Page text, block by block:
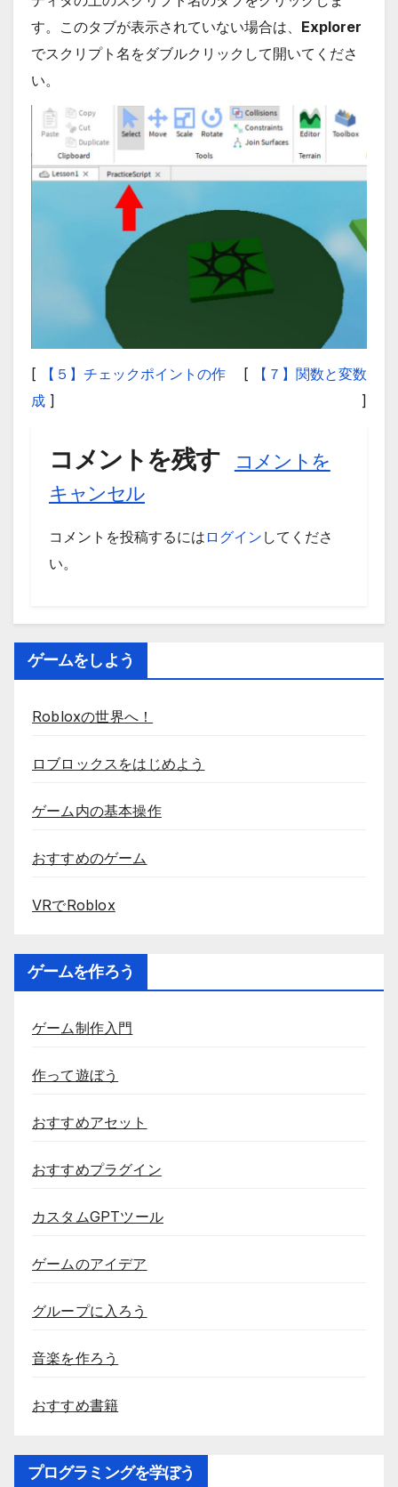
す。このタブが表示されていない場合は、 Explorer
でスクリプト名をダブルクリックして開いてくださ
い。
[
【５】チェックポイントの作
成 ]
[
【７】関数と変数
]
コメントを残す
コメントを
キャンセル
コメントを投稿するには ログイン してくださ
い。
ゲームをしよう
Robloxの世界へ！
ロブロックスをはじめよう
ゲーム内の基本操作
おすすめのゲーム
VRでRoblox
ゲームを作ろう
ゲーム制作入門
作って遊ぼう
おすすめアセット
おすすめプラグイン
カスタムGPTツール
ゲームのアイデア
グループに入ろう
音楽を作ろう
おすすめ書籍
プログラミングを学ぼう